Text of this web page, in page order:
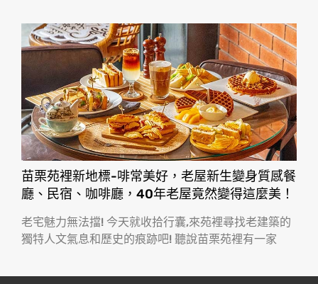
苗栗苑裡新地標-啡常美好，老屋新生變身質感餐
廳、民宿、咖啡廳，40年老屋竟然變得這麼美！
老宅魅力無法擋! 今天就收拾行囊,來苑裡尋找老建築的
獨特人文氣息和歷史的痕跡吧! 聽說苗栗苑裡有一家